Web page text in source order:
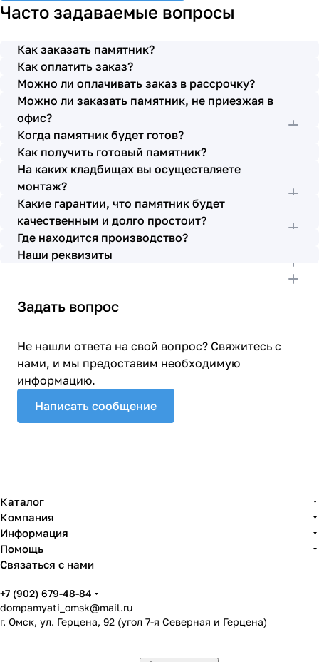
без нареканий с нашей стороны, все наши
просьбы учтены. В первое наше обращение мы
бригада Головачёва Владимира. Поэтому и в этот
раз я поросила, если можно, то назначить эту же
бригаду. Мне пошли на встречу, спасибо. Ребята
работают спокойно, но в тоже время, соблюдая
всю технологию, работаю слаженно и
качественно. Я присутствовала при монтаже,
ребят это нисколько не смутило. Они, как и
Елена Николаевна, ответили на все мои вопросы,
которые возникли в процессе. Спасибо.
Выражаю благодарность от имени всей нашей
семьи за выполнение заказа в срок и
качественно. К руководству просьба по-
возможности премировать работников.
Часто задаваемые вопросы
Как заказать памятник?
Как оплатить заказ?
Можно ли оплачивать заказ в рассрочку?
Можно ли заказать памятник, не приезжая в
офис?
Когда памятник будет готов?
Как получить готовый памятник?
На каких кладбищах вы осуществляете
монтаж?
Какие гарантии, что памятник будет
качественным и долго простоит?
Где находится производство?
Наши реквизиты
Задать вопрос
Не нашли ответа на свой вопрос? Свяжитесь с
нами, и мы предоставим необходимую
информацию.
Написать сообщение
Каталог
Компания
Информация
Помощь
Связаться с нами
+7 (902) 679-48-84
dompamyati_omsk@mail.ru
г. Омск, ул. Герцена, 92 (угол 7-я Северная и Герцена)